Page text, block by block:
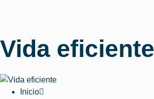
Vida eficiente
Inicio